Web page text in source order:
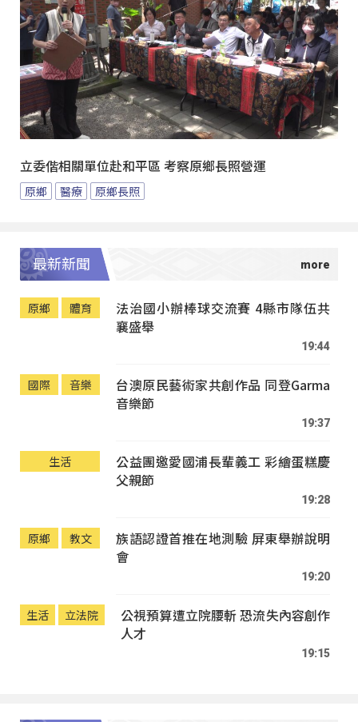
立委偕相關單位赴和平區 考察原鄉長照營運
原鄉 醫療 原鄉長照
最新新聞
原鄉 體育
法治國小辦棒球交流賽 4縣市隊伍共
襄盛舉
19:44
國際 音樂
台澳原民藝術家共創作品 同登Garma
音樂節
19:37
生活
公益團邀愛國浦長輩義工 彩繪蛋糕慶
父親節
19:28
原鄉 教文
族語認證首推在地測驗 屏東舉辦說明
會
19:20
生活 立法院
公視預算遭立院腰斬 恐流失內容創作
人才
19:15